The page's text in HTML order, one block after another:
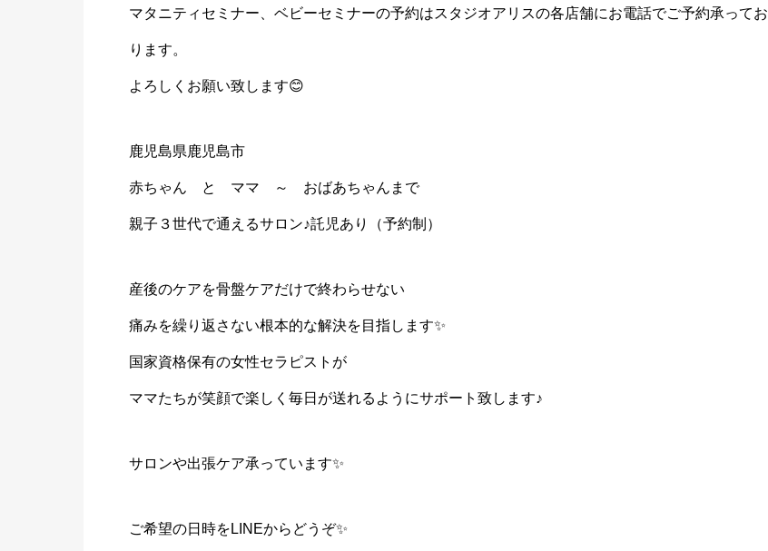
マタニティセミナー、ベビーセミナーの予約はスタジオアリスの各店舗にお電話でご予約承ってお
ります。
よろしくお願い致します😊
鹿児島県鹿児島市
赤ちゃん と ママ ～ おばあちゃんまで
親子３世代で通えるサロン♪託児あり（予約制）
産後のケアを骨盤ケアだけで終わらせない
痛みを繰り返さない根本的な解決を目指します✨
国家資格保有の女性セラピストが
ママたちが笑顔で楽しく毎日が送れるようにサポート致します♪
サロンや出張ケア承っています✨
ご希望の日時をLINEからどうぞ✨